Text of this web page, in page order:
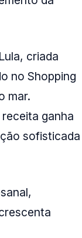
criada
no Shopping
mar.
ganha
sofisticada